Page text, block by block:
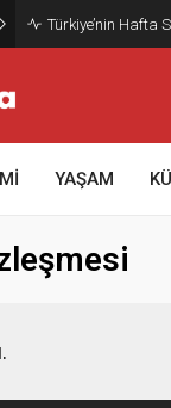
Türkiye’nin Hafta
YAŞAM